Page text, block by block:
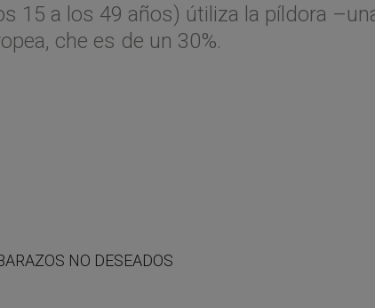
15 a los 49 años) útiliza la píldora
che es de un 30%.
NO DESEADOS